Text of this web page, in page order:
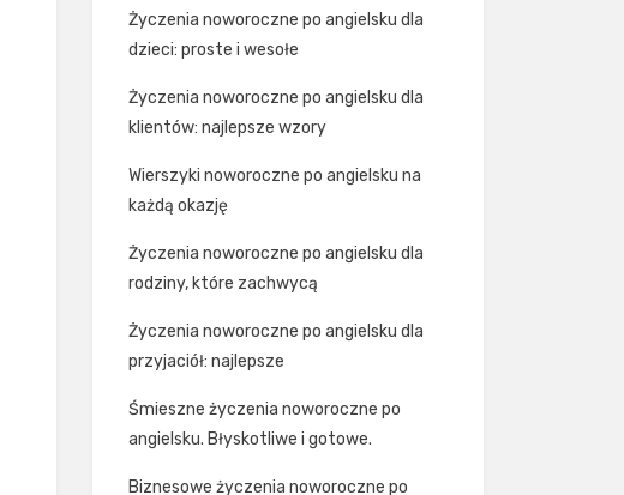
Życzenia noworoczne po angielsku dla
dzieci: proste i wesołe
Życzenia noworoczne po angielsku dla
klientów: najlepsze wzory
Wierszyki noworoczne po angielsku na
każdą okazję
Życzenia noworoczne po angielsku dla
rodziny, które zachwycą
Życzenia noworoczne po angielsku dla
przyjaciół: najlepsze
Śmieszne życzenia noworoczne po
angielsku. Błyskotliwe i gotowe.
Biznesowe życzenia noworoczne po